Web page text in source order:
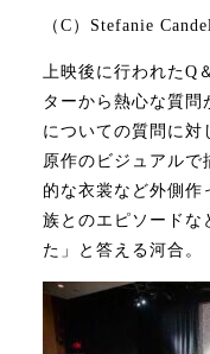
（C）Stefanie
上映後に行われたQ
ターから熱心な質問
についての質問に対
原作のビジュアルで
的な衣裳など外側作
族とのエピソードな
た」と答える河合。